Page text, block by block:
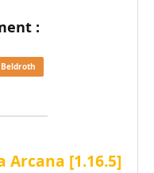
:
Arcana [1.16.5]